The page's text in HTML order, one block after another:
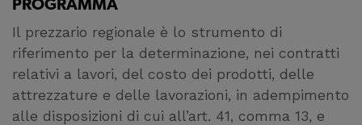
PROGRAMMA
Il prezzario regionale è lo strumento di
riferimento per la determinazione, nei contratti
relativi a lavori, del costo dei prodotti, delle
attrezzature e delle lavorazioni, in adempimento
alle disposizioni di cui all’art. 41, comma 13, e